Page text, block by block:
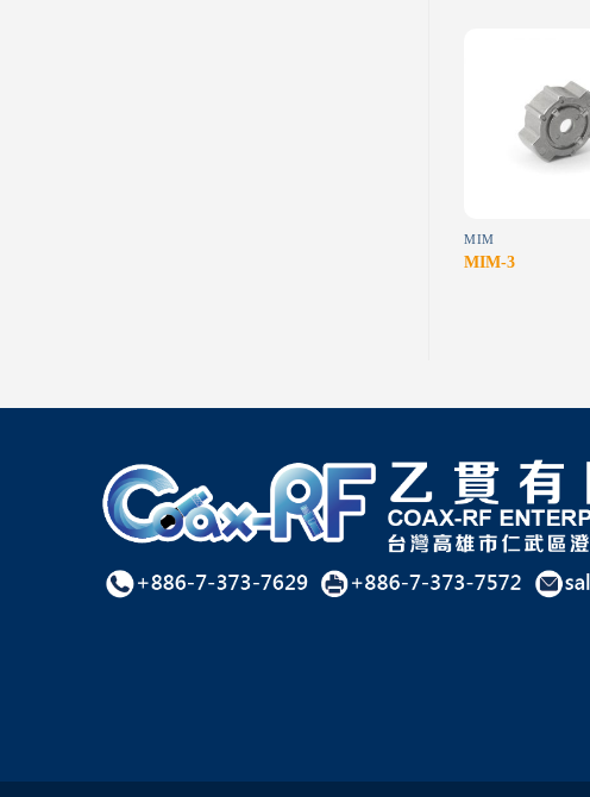
MIM
MIM-3